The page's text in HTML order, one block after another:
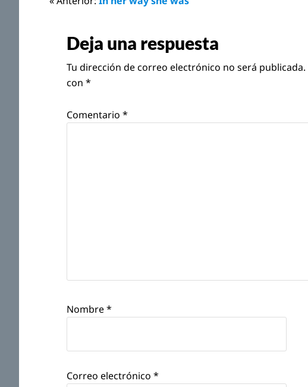
lectores
Deja una respuesta
Tu dirección de correo electrónico no será publicada.
con *
Comentario *
Nombre*
Correo electrónico *